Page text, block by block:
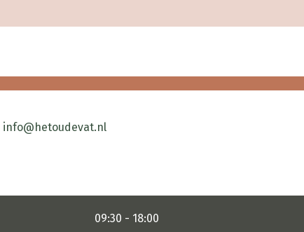
info@hetoudevat.nl
09:30 - 18:00